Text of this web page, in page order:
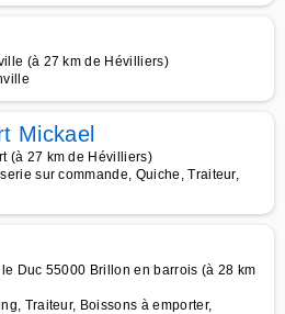
(à 27 km de Hévilliers)
Mickael
(à 27 km de Hévilliers)
sur commande, Quiche, Traiteur,
Duc 55000 Brillon en barrois (à 28 km
Traiteur, Boissons à emporter,